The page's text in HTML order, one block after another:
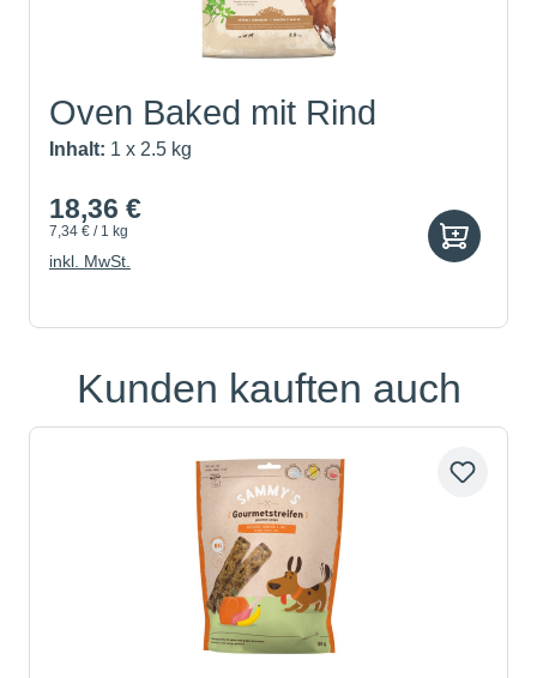
Oven Baked mit Rind
Inhalt: 1 x 2.5 kg
18,36 €
7,34 € / 1 kg
inkl. MwSt.
Produktgalerie überspringen
Kunden kauften auch